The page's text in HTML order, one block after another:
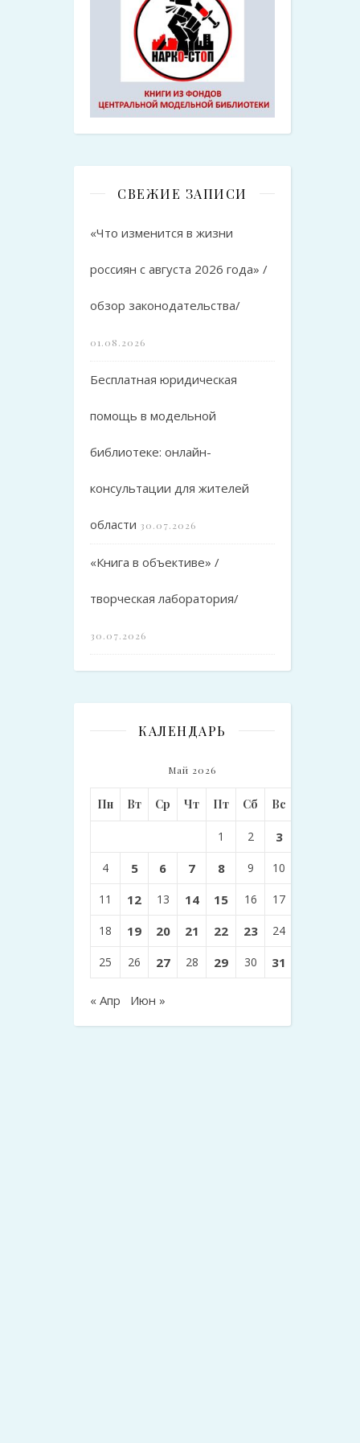
СВЕЖИЕ ЗАПИСИ
«Что изменится в жизни
россиян с августа 2026 года» /
обзор законодательства/
01.08.2026
Бесплатная юридическая
помощь в модельной
библиотеке: онлайн-
консультации для жителей
области 30.07.2026
«Книга в объективе» /
творческая лаборатория/
30.07.2026
КАЛЕНДАРЬ
Май 2026
Пн Вт Ср Чт Пт Сб Вс
1 2 3
4 5 6 7 8 9 10
11 12 13 14 15 16 17
18 19 20 21 22 23 24
25 26 27 28 29 30 31
« Апр Июн »